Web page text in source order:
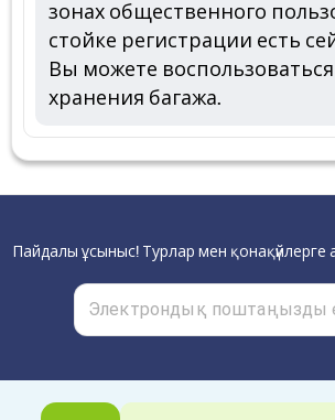
зонах общественного
стойке регистрации есть
Вы можете
хранения багажа.
Пайдалы ұсыныс! Турлар мен қонақүйлерге